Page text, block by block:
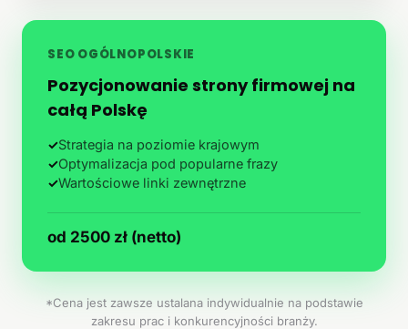
SEO OGÓLNOPOLSKIE
Pozycjonowanie strony firmowej na
całą Polskę
✓Strategia na poziomie krajowym
✓Optymalizacja pod popularne frazy
✓Wartościowe linki zewnętrzne
od 2500 zł (netto)
*Cena jest zawsze ustalana indywidualnie na podstawie
zakresu prac i konkurencyjności branży.